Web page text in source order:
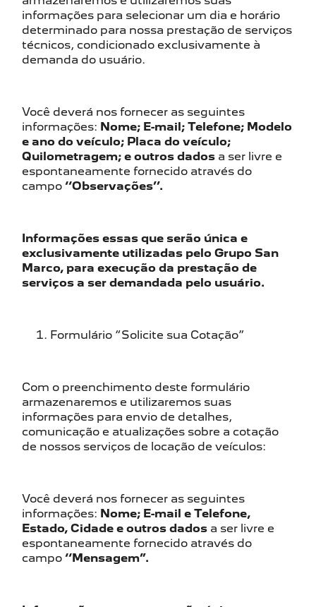
informações para selecionar um dia e horário
determinado para nossa prestação de serviços
técnicos, condicionado exclusivamente à
demanda do usuário.
Você deverá nos fornecer as seguintes
informações: Nome; E-mail; Telefone; Modelo
e ano do veículo; Placa do veículo;
Quilometragem; e outros dados a ser livre e
espontaneamente fornecido através do
campo ‘‘Observações’’.
Informações essas que serão única e
exclusivamente utilizadas pelo Grupo San
Marco, para execução da prestação de
serviços a ser demandada pelo usuário.
Formulário “Solicite sua Cotação”
Com o preenchimento deste formulário
armazenaremos e utilizaremos suas
informações para envio de detalhes,
comunicação e atualizações sobre a cotação
de nossos serviços de locação de veículos:
Você deverá nos fornecer as seguintes
informações: Nome; E-mail e Telefone,
Estado, Cidade e outros dados a ser livre e
espontaneamente fornecido através do
campo ‘‘Mensagem”.